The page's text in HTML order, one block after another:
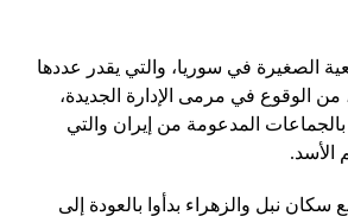
الصغيرة في سوريا، والتي يقدر عددها
شخص، من الوقوع في مرمى الإدارة الجديدة،
بالجماعات المدعومة من إيران والتي
نبل والزهراء بدأوا بالعودة إلى